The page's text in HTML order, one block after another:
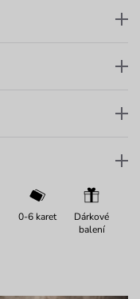
0-6 karet
Dárkové
balení